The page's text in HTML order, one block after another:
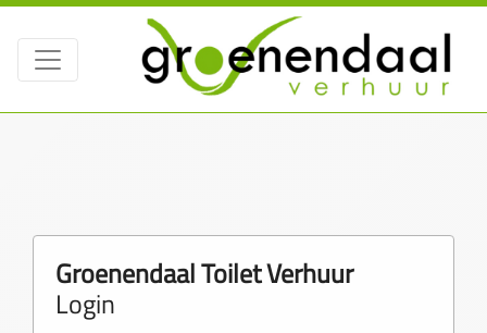
Groenendaal Toilet Verhuur
Login